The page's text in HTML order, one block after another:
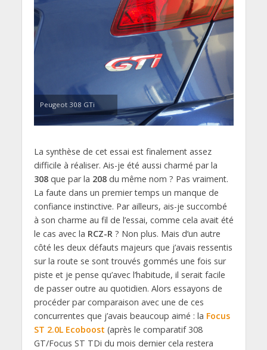
Peugeot 308 GTi
La synthèse de cet essai est finalement assez
difficile à réaliser. Ais-je été aussi charmé par la
308que par la 208du même nom ? Pas vraiment.
La faute dans un premier temps un manque de
confiance instinctive. Par ailleurs, ais-je succombé
à son charme au fil de l’essai, comme cela avait été
le cas avec la RCZ-R? Non plus. Mais d’un autre
côté les deux défauts majeurs que j’avais ressentis
sur la route se sont trouvés gommés une fois sur
piste et je pense qu’avec l’habitude, il serait facile
de passer outre au quotidien. Alors essayons de
procéder par comparaison avec une de ces
concurrentes que j’avais beaucoup aimé : la Focus
ST 2.0L Ecoboost (après le comparatif 308
GT/Focus ST TDi du mois dernier cela restera